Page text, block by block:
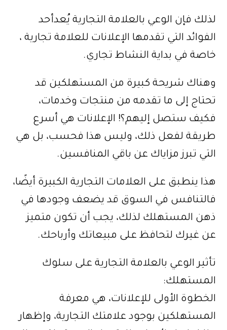
لذلك فإن الوعي بالعلامة التجارية يُعدأحد
الفوائد التي تقدمها الإعلانات للعلامة تجارية ،
خاصة في بداية النشاط تجاري.
وهناك شريحة كبيرة من المستهلكين قد
تحتاج إلى ما تقدمه من منتجات وخدمات،
فكيف ستصل إليهم؟! الإعلانات هي أسرع
طريقة لفعل ذلك، وليس هذا فحسب، بل هي
التي تبرز مزاياك عن باقي المنافسين.
هذا ينطبق على العلامات التجارية الكبيرة أيضًا،
فالتنافس في السوق قد يضعف وجودها في
ذهن المستهلك لذلك، يجب أن تكون متميز
عن غيرك لتحافظ على مبيعاتك وأرباحك.
تأثير الوعي بالعلامة التجارية على سلوك
المستهلك:
الخطوة الأولى للإعلانات، هي معرفة
المستهلكين بوجود علامتك التجارية، وإظهار